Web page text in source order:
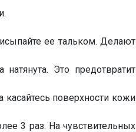
ее тальком. Делают
Это предотвратит
касайтесь поверхности кожи
3 раз. На чувствительных